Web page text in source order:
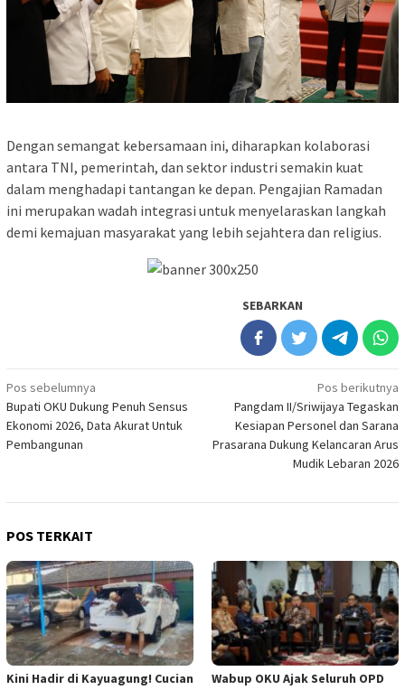
Dengan semangat kebersamaan ini, diharapkan kolaborasi
antara TNI, pemerintah, dan sektor industri semakin kuat
dalam menghadapi tantangan ke depan. Pengajian Ramadan
ini merupakan wadah integrasi untuk menyelaraskan langkah
demi kemajuan masyarakat yang lebih sejahtera dan religius.
SEBARKAN
Navigasi
pos
Pos sebelumnya
Bupati OKU Dukung Penuh Sensus
Ekonomi 2026, Data Akurat Untuk
Pembangunan
Pos berikutnya
Pangdam II/Sriwijaya Tegaskan
Kesiapan Personel dan Sarana
Prasarana Dukung Kelancaran Arus
Mudik Lebaran 2026
POS TERKAIT
Kini Hadir di Kayuagung! Cucian
Wabup OKU Ajak Seluruh OPD